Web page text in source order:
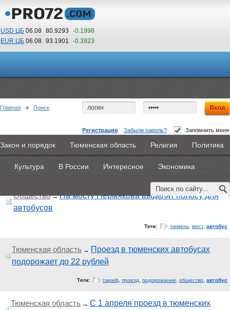
USD ЦБ 06.08 80.9293 -0.1998
EUR ЦБ 06.08 93.1901 -0.3923
09 11
По Гринвичу (GMT +5)
Регистрация Забыли пароль? Запомнить меня
Главная Новости Объявления КНИГИ ВестиNet
Каталоги 9PS Прочее
Закон и порядок Тюменская область Религия Политика
Культура В России Интересное Экономика
Главная » Поиск
Поиск по тегу: «автобус», искать по другому тегу
Найдено 3 материала
Общество→На мосту Пермякова выделят полосу для
автобусов
Теги: тюмень мост, автобус
Тюменская область → Проезд в тюменских автобусах
подорожает до 22 рублей
Теги: тариф проезд подорожание общество автобус
Тюменская область → С 1 апреля проезд в тюменских